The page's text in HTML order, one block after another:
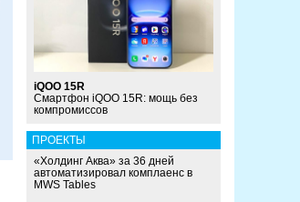
iQOO 15R
Смартфон iQOO 15R: мощь без
компромиссов
ПРОЕКТЫ
«Холдинг Аква» за 36 дней
автоматизировал комплаенс в
MWS Tables